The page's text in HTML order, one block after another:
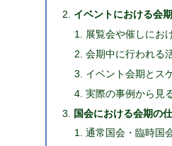
イベントにおける会期
展覧会や催しにお
会期中に行われる
イベント会期とス
実際の事例から見
国会における会期の
通常国会・臨時国